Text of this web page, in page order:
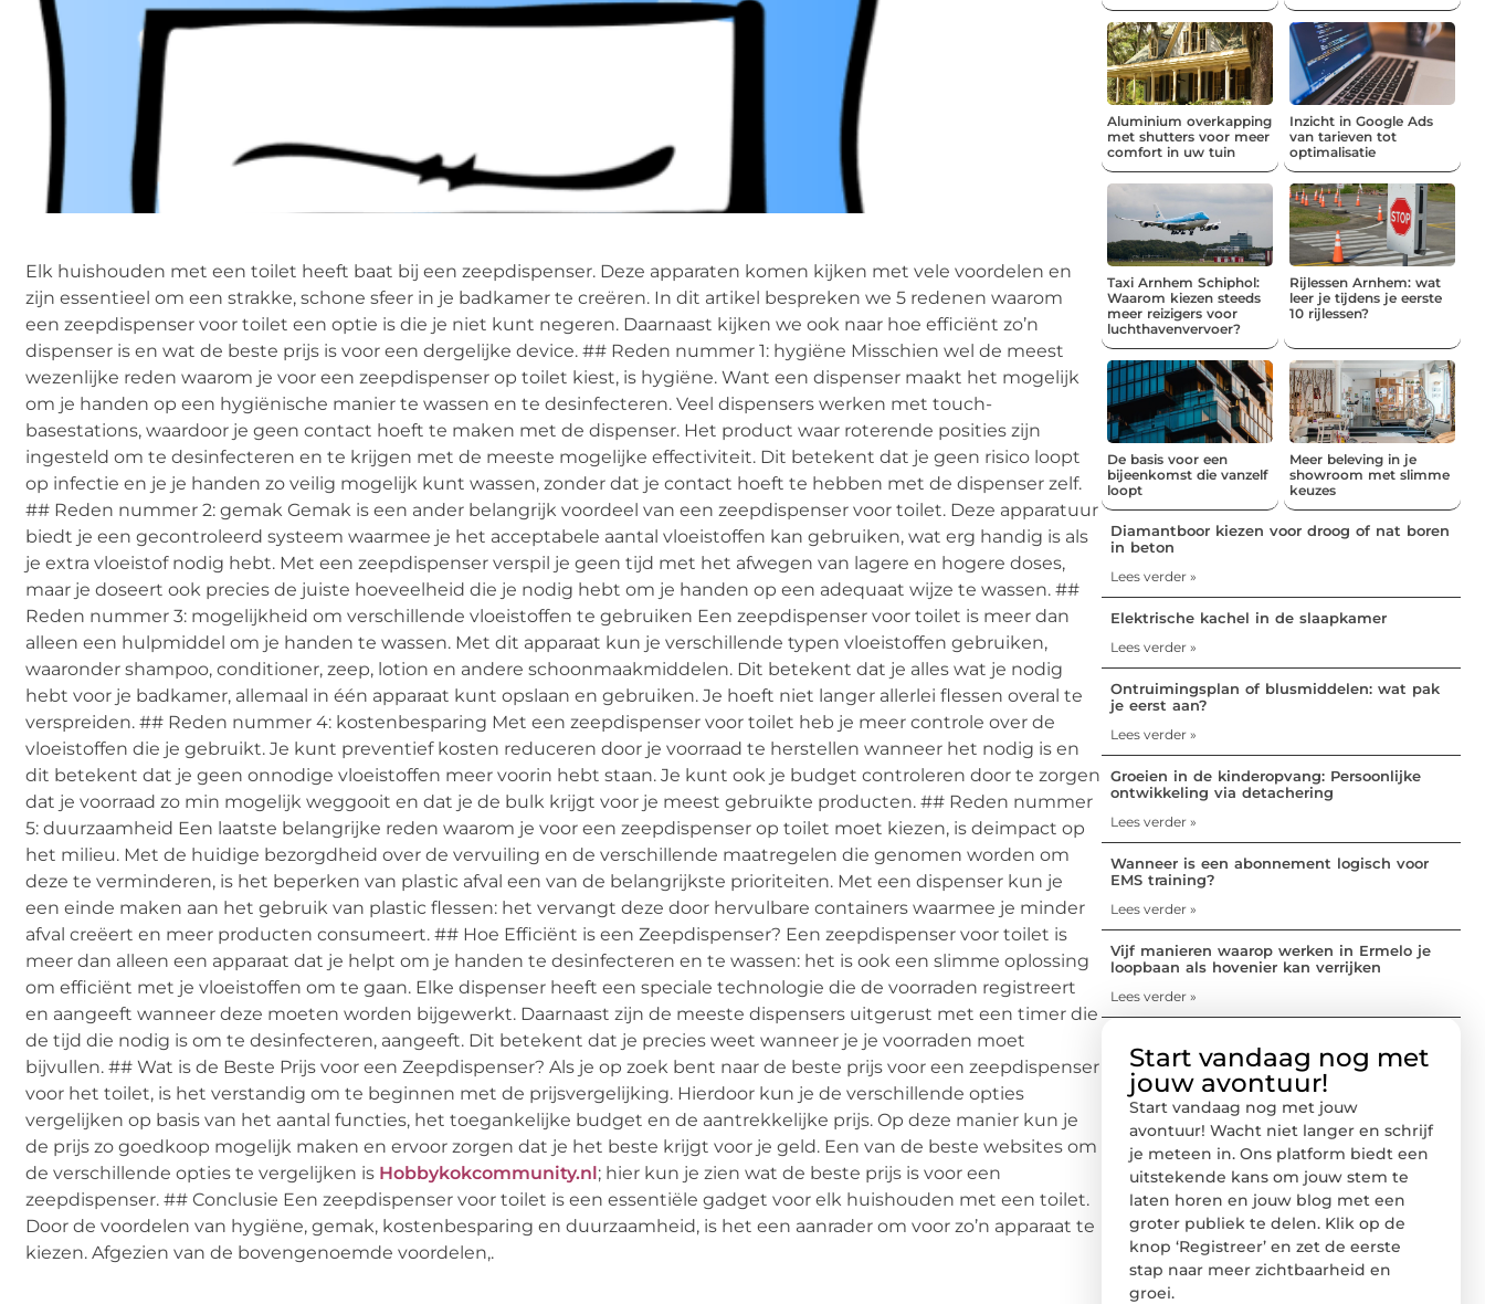
Elk huishouden met een toilet heeft baat bij een zeepdispenser. Deze apparaten komen kijken met vele voordelen en
zijn essentieel om een strakke, schone sfeer in je badkamer te creëren. In dit artikel bespreken we 5 redenen waarom
een zeepdispenser voor toilet een optie is die je niet kunt negeren. Daarnaast kijken we ook naar hoe efficiënt zo’n
dispenser is en wat de beste prijs is voor een dergelijke device. ## Reden nummer 1: hygiëne Misschien wel de meest
wezenlijke reden waarom je voor een zeepdispenser op toilet kiest, is hygiëne. Want een dispenser maakt het mogelijk
om je handen op een hygiënische manier te wassen en te desinfecteren. Veel dispensers werken met touch-
basestations, waardoor je geen contact hoeft te maken met de dispenser. Het product waar roterende posities zijn
ingesteld om te desinfecteren en te krijgen met de meeste mogelijke effectiviteit. Dit betekent dat je geen risico loopt
op infectie en je je handen zo veilig mogelijk kunt wassen, zonder dat je contact hoeft te hebben met de dispenser zelf.
## Reden nummer 2: gemak Gemak is een ander belangrijk voordeel van een zeepdispenser voor toilet. Deze apparatuur
biedt je een gecontroleerd systeem waarmee je het acceptabele aantal vloeistoffen kan gebruiken, wat erg handig is als
je extra vloeistof nodig hebt. Met een zeepdispenser verspil je geen tijd met het afwegen van lagere en hogere doses,
maar je doseert ook precies de juiste hoeveelheid die je nodig hebt om je handen op een adequaat wijze te wassen. ##
Reden nummer 3: mogelijkheid om verschillende vloeistoffen te gebruiken Een zeepdispenser voor toilet is meer dan
alleen een hulpmiddel om je handen te wassen. Met dit apparaat kun je verschillende typen vloeistoffen gebruiken,
waaronder shampoo, conditioner, zeep, lotion en andere schoonmaakmiddelen. Dit betekent dat je alles wat je nodig
hebt voor je badkamer, allemaal in één apparaat kunt opslaan en gebruiken. Je hoeft niet langer allerlei flessen overal te
verspreiden. ## Reden nummer 4: kostenbesparing Met een zeepdispenser voor toilet heb je meer controle over de
vloeistoffen die je gebruikt. Je kunt preventief kosten reduceren door je voorraad te herstellen wanneer het nodig is en
dit betekent dat je geen onnodige vloeistoffen meer voorin hebt staan. Je kunt ook je budget controleren door te zorgen
dat je voorraad zo min mogelijk weggooit en dat je de bulk krijgt voor je meest gebruikte producten. ## Reden nummer
5: duurzaamheid Een laatste belangrijke reden waarom je voor een zeepdispenser op toilet moet kiezen, is deimpact op
het milieu. Met de huidige bezorgdheid over de vervuiling en de verschillende maatregelen die genomen worden om
deze te verminderen, is het beperken van plastic afval een van de belangrijkste prioriteiten. Met een dispenser kun je
een einde maken aan het gebruik van plastic flessen: het vervangt deze door hervulbare containers waarmee je minder
afval creëert en meer producten consumeert. ## Hoe Efficiënt is een Zeepdispenser? Een zeepdispenser voor toilet is
meer dan alleen een apparaat dat je helpt om je handen te desinfecteren en te wassen: het is ook een slimme oplossing
om efficiënt met je vloeistoffen om te gaan. Elke dispenser heeft een speciale technologie die de voorraden registreert
en aangeeft wanneer deze moeten worden bijgewerkt. Daarnaast zijn de meeste dispensers uitgerust met een timer die
de tijd die nodig is om te desinfecteren, aangeeft. Dit betekent dat je precies weet wanneer je je voorraden moet
bijvullen. ## Wat is de Beste Prijs voor een Zeepdispenser? Als je op zoek bent naar de beste prijs voor een zeepdispenser
voor het toilet, is het verstandig om te beginnen met de prijsvergelijking. Hierdoor kun je de verschillende opties
vergelijken op basis van het aantal functies, het toegankelijke budget en de aantrekkelijke prijs. Op deze manier kun je
de prijs zo goedkoop mogelijk maken en ervoor zorgen dat je het beste krijgt voor je geld. Een van de beste websites om
de verschillende opties te vergelijken is Hobbykokcommunity.nl; hier kun je zien wat de beste prijs is voor een
zeepdispenser. ## Conclusie Een zeepdispenser voor toilet is een essentiële gadget voor elk huishouden met een toilet.
Door de voordelen van hygiëne, gemak, kostenbesparing en duurzaamheid, is het een aanrader om voor zo’n apparaat te
kiezen. Afgezien van de bovengenoemde voordelen,.
Aluminium overkapping
met shutters voor meer
comfort in uw tuin
Inzicht in Google Ads
van tarieven tot
optimalisatie
Taxi Arnhem Schiphol:
Waarom kiezen steeds
meer reizigers voor
luchthavenvervoer?
Rijlessen Arnhem: wat
leer je tijdens je eerste
10 rijlessen?
De basis voor een
bijeenkomst die vanzelf
loopt
Meer beleving in je
showroom met slimme
keuzes
Diamantboor kiezen voor droog of nat boren
in beton
Lees verder »
Elektrische kachel in de slaapkamer
Lees verder »
Ontruimingsplan of blusmiddelen: wat pak
je eerst aan?
Lees verder »
Groeien in de kinderopvang: Persoonlijke
ontwikkeling via detachering
Lees verder »
Wanneer is een abonnement logisch voor
EMS training?
Lees verder »
Vijf manieren waarop werken in Ermelo je
loopbaan als hovenier kan verrijken
Lees verder »
Start vandaag nog met
jouw avontuur!
Start vandaag nog met jouw
avontuur! Wacht niet langer en schrijf
je meteen in. Ons platform biedt een
uitstekende kans om jouw stem te
laten horen en jouw blog met een
groter publiek te delen. Klik op de
knop ‘Registreer’ en zet de eerste
stap naar meer zichtbaarheid en
groei.